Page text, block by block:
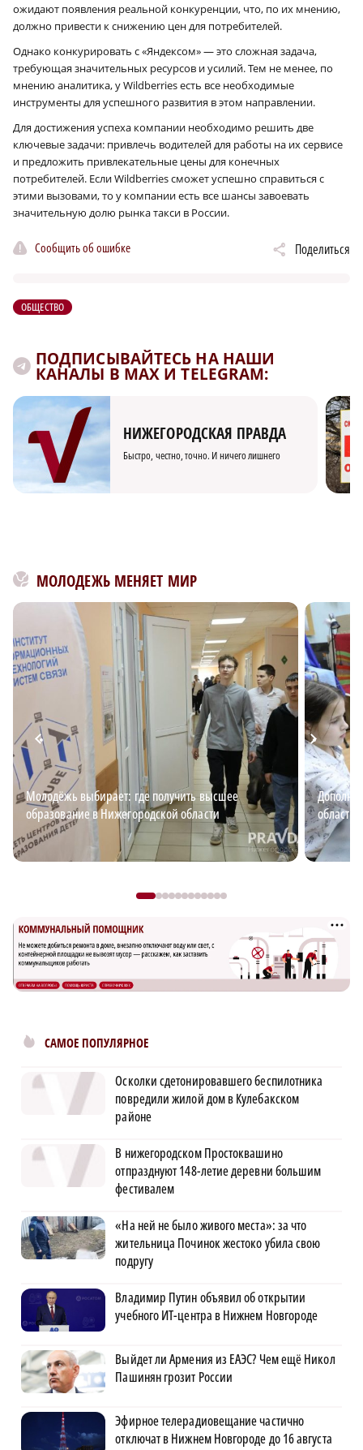
ожидают появления реальной конкуренции, что, по их мнению,
должно привести к снижению цен для потребителей.
Однако конкурировать с «Яндексом» — это сложная задача,
требующая значительных ресурсов и усилий. Тем не менее, по
мнению аналитика, у Wildberries есть все необходимые
инструменты для успешного развития в этом направлении.
Для достижения успеха компании необходимо решить две
ключевые задачи: привлечь водителей для работы на их сервисе
и предложить привлекательные цены для конечных
потребителей. Если Wildberries сможет успешно справиться с
этими вызовами, то у компании есть все шансы завоевать
значительную долю рынка такси в России.
Сообщить об ошибке Поделиться
ОБЩЕСТВО
ПОДПИСЫВАЙТЕСЬ НА НАШИ
КАНАЛЫ В MAX И TELEGRAM:
НИЖЕГОРОДСКАЯ ПРАВДА
Быстро, честно, точно. И ничего лишнего
МОЛОДЕЖЬ МЕНЯЕТ МИР
Молодёжь выбирает: где получить высшее
образование в Нижегородской области
области:
САМОЕ ПОПУЛЯРНОЕ
Осколки сдетонировавшего беспилотника
повредили жилой дом в Кулебакском
районе
В нижегородском Простоквашино
отпразднуют 148-летие деревни большим
фестивалем
«На ней не было живого места»: за что
жительница Починок жестоко убила свою
подругу
Владимир Путин объявил об открытии
учебного ИТ-центра в Нижнем Новгороде
Выйдет ли Армения из ЕАЭС? Чем ещё Никол
Пашинян грозит России
Эфирное телерадиовещание частично
отключат в Нижнем Новгороде до 16 августа